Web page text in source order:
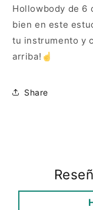
Hollowbody de 6
bien en este
tu instrumento y
arriba!☝️
Share